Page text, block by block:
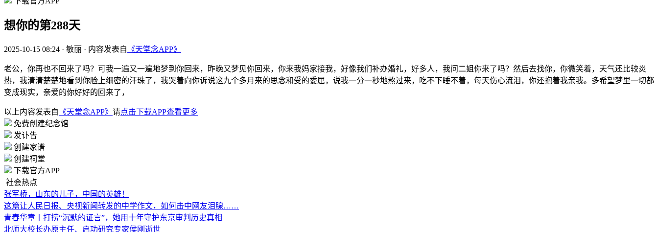
想你的第288天
2025-10-15 08:24 · 敏丽 · 内容发表自 《天堂念APP》
老公，你再也不回来了吗？可我一遍又一遍地梦到你回来，昨晚又梦见你回来，你来我妈家接我，好像我们补办婚礼，好多人，我问二姐你来了吗？然后去找你，你微笑着，天气还比较炎
热，我清清楚楚地看到你脸上细密的汗珠了，我哭着向你诉说这九个多月来的思念和受的委屈，说我一分一秒地熬过来，吃不下睡不着，每天伤心流泪，你还抱着我亲我。多希望梦里一切都
变成现实，亲爱的你好好的回来了，
以上内容发表自 《天堂念APP》 请点击下载APP查看更多
免费创建纪念馆
发讣告
创建家谱
创建祠堂
下载官方APP
社会热点
张军桥，山东的儿子，中国的英雄！
这篇让人民日报、央视新闻转发的中学作文，如何击中网友泪腺……
青春华章丨打捞“沉默的证言”，她用十年守护东京审判历史真相
北师大校长办原主任、启功研究专家侯刚逝世